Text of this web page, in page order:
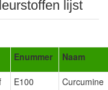
lijst
Enummer Naam
E100 Curcumine